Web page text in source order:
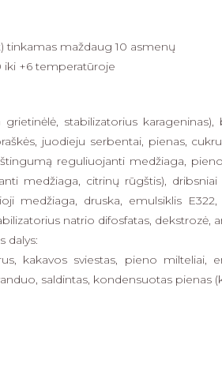
tinkamas maždaug 10 asmenų
iki +6 temperatūroje
grietinėlė, stabilizatorius
juodieju serbentai, pienas,
reguliuojanti medžiaga,
medžiaga, citrinų rūgštis),
medžiaga, druska, emulsiklis
natrio difosfatas, dekstrozė,
dalys:
kakavos sviestas, pieno milteliai,
saldintas, kondensuotas pienas